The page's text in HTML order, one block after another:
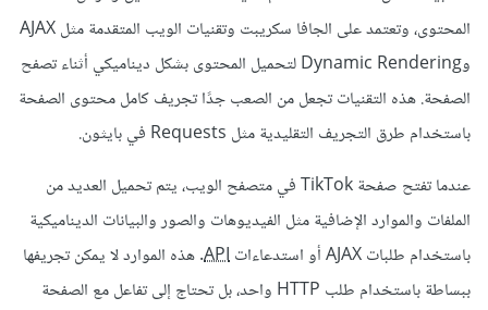
المحتوى، وتعتمد على الجافا سكريبت وتقنيات الويب المتقدمة مثل AJAX
وDynamic Rendering لتحميل المحتوى بشكل ديناميكي أثناء تصفح
الصفحة. هذه التقنيات تجعل من الصعب جدًا تجريف كامل محتوى الصفحة
باستخدام طرق التجريف التقليدية مثل Requests في بايثون.
عندما تفتح صفحة TikTok في متصفح الويب، يتم تحميل العديد من
الملفات والموارد الإضافية مثل الفيديوهات والصور والبيانات الديناميكية
باستخدام طلبات AJAX أو استدعاءات
API. هذه الموارد لا يمكن تجريفها
ببساطة باستخدام طلب HTTP واحد، بل تحتاج إلى تفاعل مع الصفحة